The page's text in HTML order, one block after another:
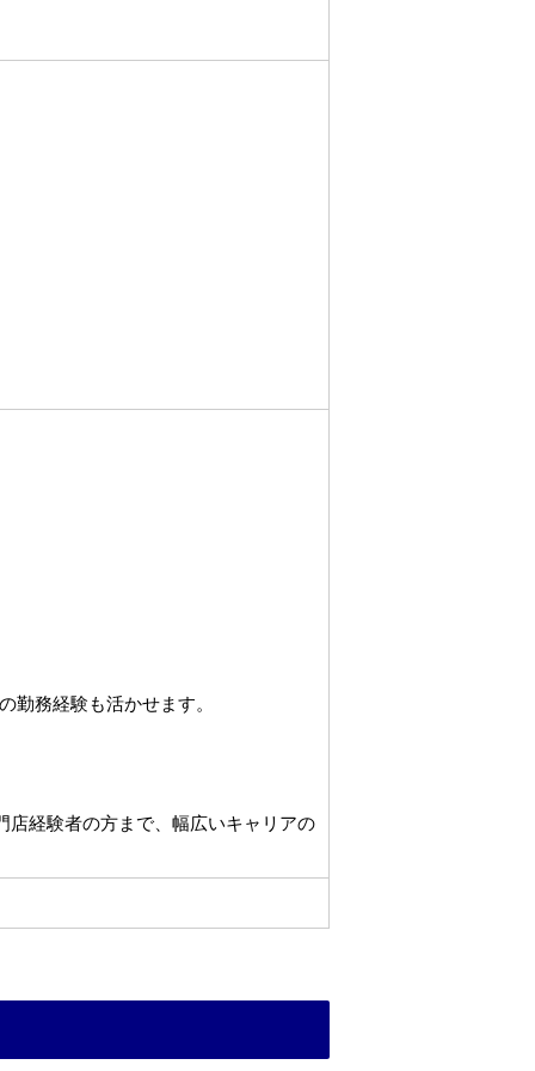
務経験も活かせます。
店経験者の方まで、幅広いキャリアの